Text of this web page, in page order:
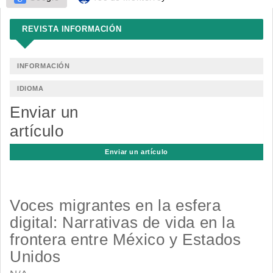
REVISTA INFORMACIÓN
INFORMACIÓN
IDIOMA
Enviar un
artículo
Enviar un artículo
Voces migrantes en la esfera
digital: Narrativas de vida en la
frontera entre México y Estados
Unidos